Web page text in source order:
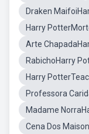
Draken
Harry
Arte
RabichoHarry
Harry
Professora
Madame
Cena Dos